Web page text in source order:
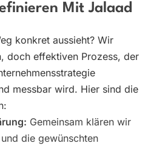
Mit Jalaad
konkret aussieht? Wir
doch effektiven Prozess, der
messbar wird. Hier sind die
Gemeinsam klären wir
die gewünschten